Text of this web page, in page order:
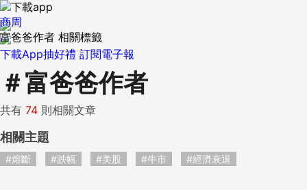
下載App抽好禮 訂閱電子報
商周
富爸爸作者 相關標籤
＃富爸爸作者
共有 74 則相關文章
相關主題
#熔斷 #跌幅 #美股 #牛市 #經濟衰退